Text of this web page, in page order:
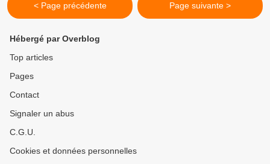
< Page précédente Page suivante >
Hébergé par Overblog
Top articles
Pages
Contact
Signaler un abus
C.G.U.
Cookies et données personnelles